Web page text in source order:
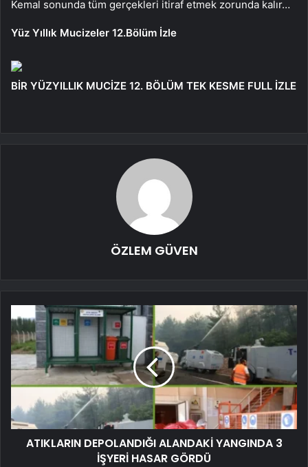
Kemal sonunda tüm gerçekleri itiraf etmek zorunda kalır…
Yüz Yıllık Mucizeler 12.Bölüm İzle
BİR YÜZYILLIK MUCİZE 12. BÖLÜM TEK KESME FULL İZLE
ÖZLEM GÜVEN
ATIKLARIN DEPOLANDIĞI ALANDAKİ YANGINDA 3
İŞYERİ HASAR GÖRDÜ